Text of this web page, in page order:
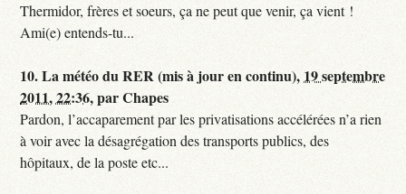
Thermidor, frères et soeurs, ça ne peut que venir, ça vient !
Ami(e) entends-tu...
10.La météo du RER (mis à jour en continu), 19 septembre
2011, 22:36,parChapes
Pardon, l’accaparement par les privatisations accélérées n’a rien
à voir avec la désagrégation des transports publics, des
hôpitaux, de la poste etc...